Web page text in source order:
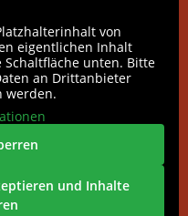
von
eigentlichen Inhalt
unten. Bitte
an Drittanbieter
werden.
und Inhalte